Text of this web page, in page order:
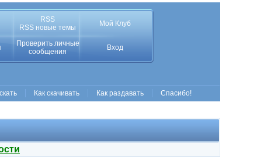
RSS
RSS новые темы
Мой Клуб
Проверить личные
сообщения
Вход
Как скачивать Как раздавать Спасибо!